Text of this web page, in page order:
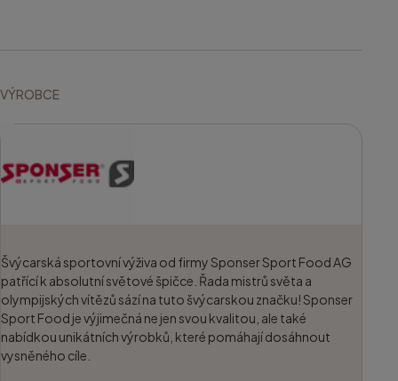
VÝROBCE
Švýcarská sportovní výživa od firmy Sponser Sport Food AG
patřící k absolutní světové špičce. Řada mistrů světa a
olympijských vítězů sází na tuto švýcarskou značku! Sponser
Sport Food je výjimečná ne jen svou kvalitou, ale také
nabídkou unikátních výrobků, které pomáhají dosáhnout
vysněného cíle.